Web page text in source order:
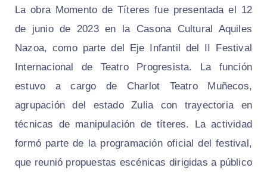
La obra Momento de Títeres fue presentada el 12
de junio de 2023 en la Casona Cultural Aquiles
Nazoa, como parte del Eje Infantil del II Festival
Internacional de Teatro Progresista. La función
estuvo a cargo de Charlot Teatro Muñecos,
agrupación del estado Zulia con trayectoria en
técnicas de manipulación de títeres. La actividad
formó parte de la programación oficial del festival,
que reunió propuestas escénicas dirigidas a público